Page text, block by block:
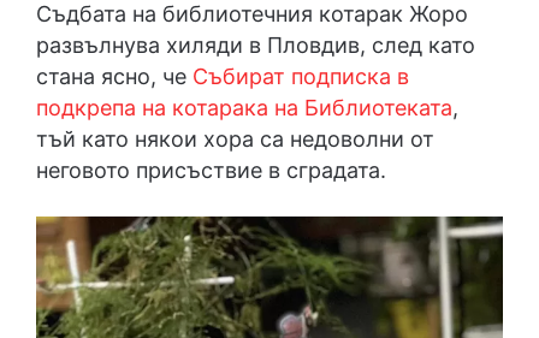
Съдбата на библиотечния котарак Жоро
развълнува хиляди в Пловдив, след като
стана ясно, че Събират подписка в
подкрепа на котарака на Библиотеката,
тъй като някои хора са недоволни от
неговото присъствие в сградата.